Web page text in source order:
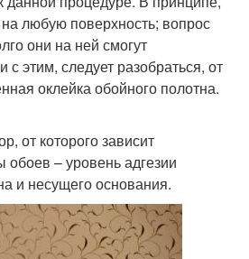
любую поверхность; вопрос
они на ней смогут
с этим, следует разобраться, от
оклейка обойного полотна.
от которого зависит
обоев – уровень адгезии
и несущего основания.